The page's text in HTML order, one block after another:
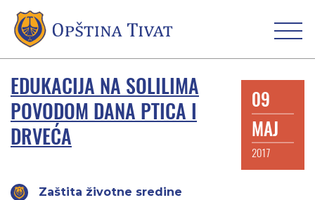
EDUKACIJA NA SOLILIMA
POVODOM DANA PTICA I
DRVEĆA
09
MAJ
2017
Zaštita životne sredine